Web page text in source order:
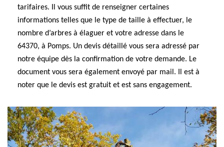
tarifaires. Il vous suffit de renseigner certaines
informations telles que le type de taille à effectuer, le
nombre d’arbres à élaguer et votre adresse dans le
64370, à Pomps. Un devis détaillé vous sera adressé par
notre équipe dès la confirmation de votre demande. Le
document vous sera également envoyé par mail. Il est à
noter que le devis est gratuit et est sans engagement.